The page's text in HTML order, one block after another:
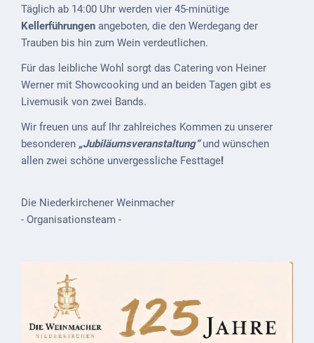
VG
Musikschule
Kalender
Genuss
Fest um
Wein
Weinprinzessin
Destillerien
Gastronomie
und
Täglich ab 14:00 Uhr werden vier 45-minütige
Kellerführungen angeboten, die den Werdegang der
Trauben bis hin zum Wein verdeutlichen.
Für das leibliche Wohl sorgt das Catering von Heiner
Werner mit Showcooking und an beiden Tagen gibt es
Livemusik von zwei Bands.
Wir freuen uns auf Ihr zahlreiches Kommen zu unserer
besonderen „Jubiläumsveranstaltung“und wünschen
allen zwei schöne unvergessliche Festtage!
Die Niederkirchener Weinmacher
- Organisationsteam -